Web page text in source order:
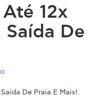
12x
De
De Praia E Mais!